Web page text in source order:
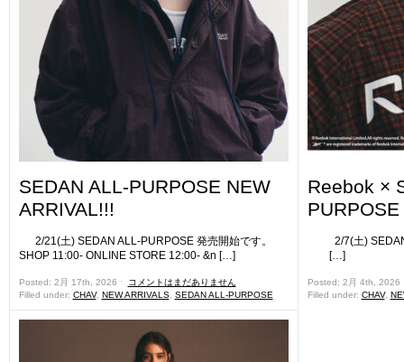
SEDAN ALL-PURPOSE NEW
ARRIVAL!!!
2/21(土) SEDAN ALL-PURPOSE 発売開始です。
SHOP 11:00- ONLINE STORE 12:00- &n […]
Posted: 2月 17th, 2026 ˑ
コメントはまだありません
Filled under: CHAV, NEW ARRIVALS, SEDAN ALL-PURPOSE
Reebok ×
2/7(土) SEDAN
[…]
Posted: 2月 4th, 2026
Filled under: CHAV,